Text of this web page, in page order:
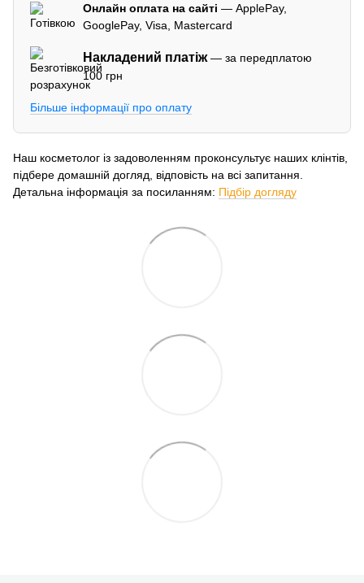
Онлайн оплата на сайті — ApplePay,
GooglePay, Visa, Mastercard
Накладений платіж— за передплатою
100 грн
Більше інформації про оплату
Наш косметолог із задоволенням проконсультує наших клінтів,
підбере домашній догляд, відповість на всі запитання.
Детальна інформація за посиланням: Підбір догляду